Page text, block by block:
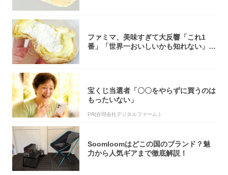
ファミマ、美味すぎて大反響「これ1
番」「世界一おいしいかも知れない」
宝くじ当選者「〇〇をやらずに買うのは
もったいない」
PR(合同会社デジタルファーム )
Soomloomはどこの国のブランド？魅
力から人気ギアまで徹底解説！